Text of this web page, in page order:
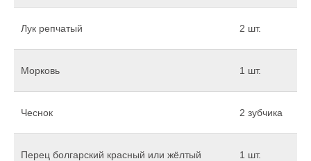
Лук репчатый 2 шт.
Морковь 1 шт.
Чеснок 2 зубчика
Перец болгарский красный или жёлтый 1 шт.